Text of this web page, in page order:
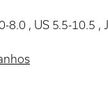
8.0 , US 5.5-10.5 ,